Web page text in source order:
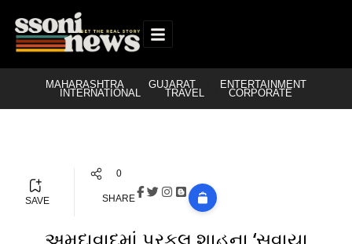
MAHARASHTRA GUJARAT ENTERTAINMENT
INTERNATIONAL TRAVEL CORPORATE
SAVE
0
SHARE
અમદાવાદમાં પ્રફુલ શાહના ‘સવાયા